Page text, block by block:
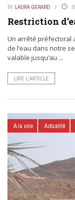
BY LAURA GERARD
Restriction
Un arrêté préfectoral
de l’eau dans notre
valable jusqu’au ...
LIRE L’ARTICLE
A la une Actualité